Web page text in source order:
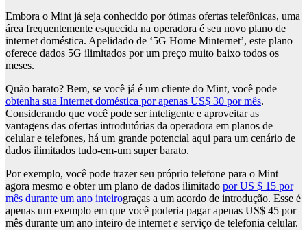
Embora o Mint já seja conhecido por ótimas ofertas telefônicas, uma
área frequentemente esquecida na operadora é seu novo plano de
internet doméstica. Apelidado de ‘5G Home Minternet’, este plano
oferece dados 5G ilimitados por um preço muito baixo todos os
meses.
Quão barato? Bem, se você já é um cliente do Mint, você pode
obtenha sua Internet doméstica por apenas US$ 30 por mês.
Considerando que você pode ser inteligente e aproveitar as
vantagens das ofertas introdutórias da operadora em planos de
celular e telefones, há um grande potencial aqui para um cenário de
dados ilimitados tudo-em-um super barato.
Por exemplo, você pode trazer seu próprio telefone para o Mint
agora mesmo e obter um plano de dados ilimitado por US $ 15 por
mês durante um ano inteirograças a um acordo de introdução. Esse é
apenas um exemplo em que você poderia pagar apenas US$ 45 por
mês durante um ano inteiro de internete serviço de telefonia celular.